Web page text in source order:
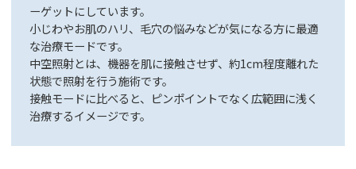
ーゲットにしています。
小じわやお肌のハリ、毛穴の悩みなどが気になる方に最適
な治療モードです。
中空照射とは、機器を肌に接触させず、約1cm程度離れた
状態で照射を行う施術です。
接触モードに比べると、ピンポイントでなく広範囲に浅く
治療するイメージです。